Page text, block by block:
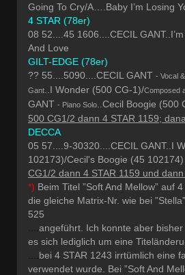
Going To Cry/A….Baby I’m Losing
4 STAR (78er)
08 52....45 1606....CECIL
And Love
GILT-EDGE (78er)
?? 55....5090....CECIL GANT - Vocal
Gant
..I Wonder (500 CG-1)/Composed
GANT - Piano Solo ..Cecil Boogie (500
500 CG1/2 dann 4 STAR 1159;
DECCA
05 57....9-30320....CECIL GANT..I
102173)/Cecil's Boogie (45
CG1/2 dann 4 STAR 1159 und
*) Beim Titel ”Soft And Mellow” auf
die gleiche Matrix-Nr. wie bei
525
angeführt. Ich konnte aber
es sich lediglich um eine
bei 4 STAR 1243 irrtümlich eine
verwendet wurde. Bei ”Soft And